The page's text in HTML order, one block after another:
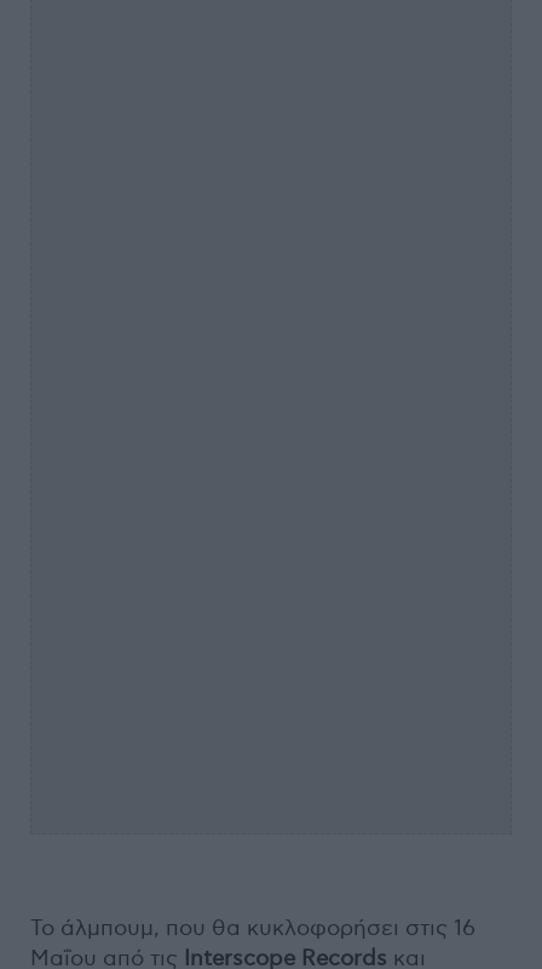
Το άλμπουμ, που θα κυκλοφορήσει στις 16
Μαΐου από τις Interscope Records και